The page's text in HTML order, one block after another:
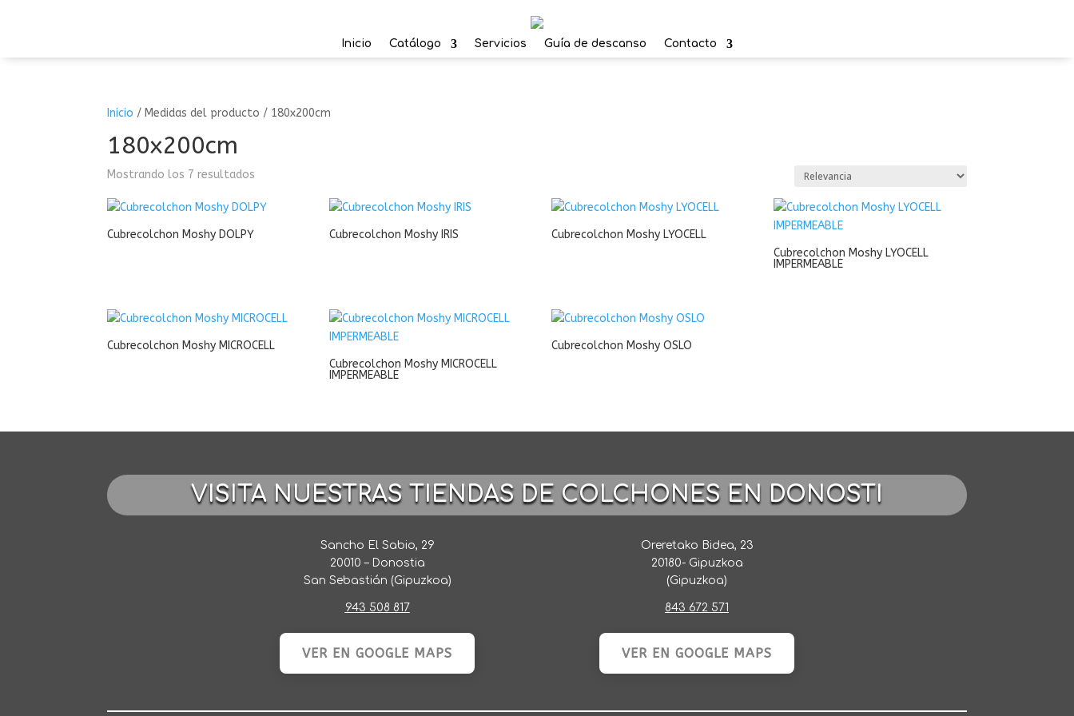
Inicio Catálogo Servicios Guía de descanso Contacto
Inicio / Medidas del producto / 180x200cm
180x200cm
Mostrando los 7 resultados
Cubrecolchon Moshy DOLPY Cubrecolchon Moshy IRIS
Cubrecolchon Moshy LYOCELL
Cubrecolchon Moshy LYOCELL
IMPERMEABLE
Cubrecolchon Moshy MICROCELL
Cubrecolchon Moshy MICROCELL
IMPERMEABLE
Cubrecolchon Moshy OSLO
VISITA NUESTRAS TIENDAS DE COLCHONES EN DONOSTI
Sancho El Sabio, 29
20010 – Donostia
San Sebastián (Gipuzkoa)
943 508 817
VER EN GOOGLE MAPS
Oreretako Bidea, 23
20180- Gipuzkoa
(Gipuzkoa)
843 672 571
VER EN GOOGLE MAPS